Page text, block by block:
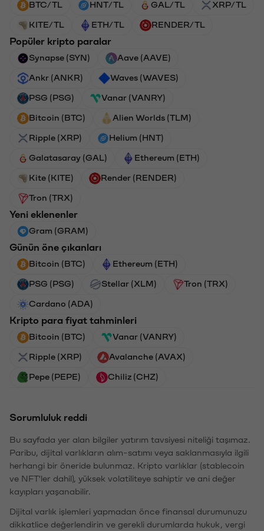
BTC/TL HNT/TL GAL/TL XRP/TL
KITE/TL ETH/TL RENDER/TL
Popüler kripto paralar
Synapse (SYN) Aave (AAVE)
Ankr (ANKR) Waves (WAVES)
PSG (PSG) Vanar (VANRY)
Bitcoin (BTC) Alien Worlds (TLM)
Ripple (XRP) Helium (HNT)
Galatasaray (GAL) Ethereum (ETH)
Kite (KITE) Render (RENDER)
Tron (TRX)
Yeni eklenenler
Gram (GRAM)
Günün öne çıkanları
Bitcoin (BTC) Ethereum (ETH)
PSG (PSG) Stellar (XLM) Tron (TRX)
Cardano (ADA)
Kripto para fiyat tahminleri
Bitcoin (BTC) Vanar (VANRY)
Ripple (XRP) Avalanche (AVAX)
Pepe (PEPE) Chiliz (CHZ)
Sorumluluk reddi
Bu sayfada yer alan bilgiler yatırım tavsiyesi niteliği taşımaz.
Paribu, dijital varlıkların alım-satımı veya saklanmasıyla ilgili
herhangi bir öneride bulunmaz. Kripto varlıklar (stablecoin
ve NFT'ler dahil), yüksek volatiliteye sahiptir ve ani değer
kayıpları yaşanabilir.
Dijital varlık işlemleri yapmadan önce finansal durumunuzu
dikkatlice değerlendirin ve gerekli durumlarda hukuk, vergi